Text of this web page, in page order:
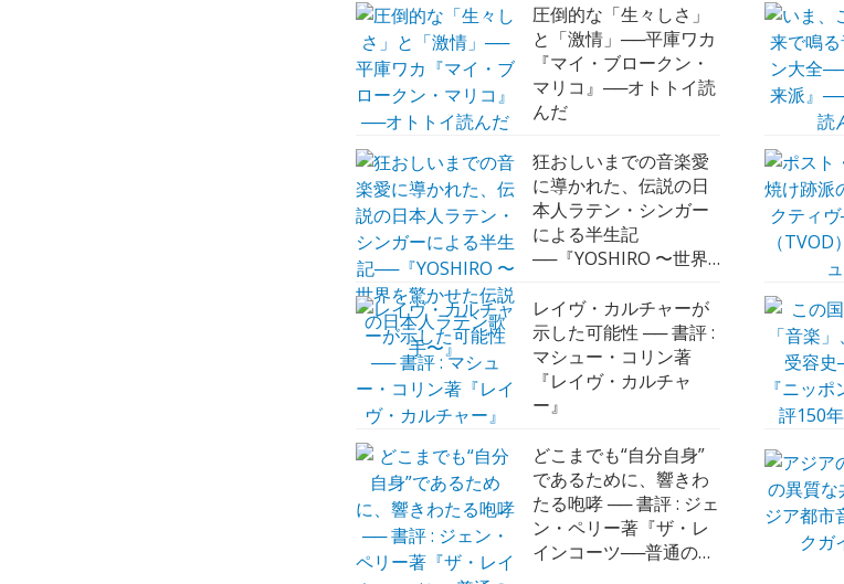
圧倒的な「生々しさ」
と「激情」──平庫ワカ
『マイ・ブロークン・
マリコ』──オトトイ読
んだ
狂おしいまでの音楽愛
に導かれた、伝説の日
本人ラテン・シンガー
による半生記
──『YOSHIRO 〜世界
人ラテン歌手〜』
レイヴ・カルチャーが
示した可能性 ── 書評 :
マシュー・コリン著
『レイヴ・カルチャ
ー』
どこまでも“自分自身”
であるために、響きわ
たる咆哮 ── 書評 : ジェ
ン・ペリー著『ザ・レ
インコーツ──普通の女